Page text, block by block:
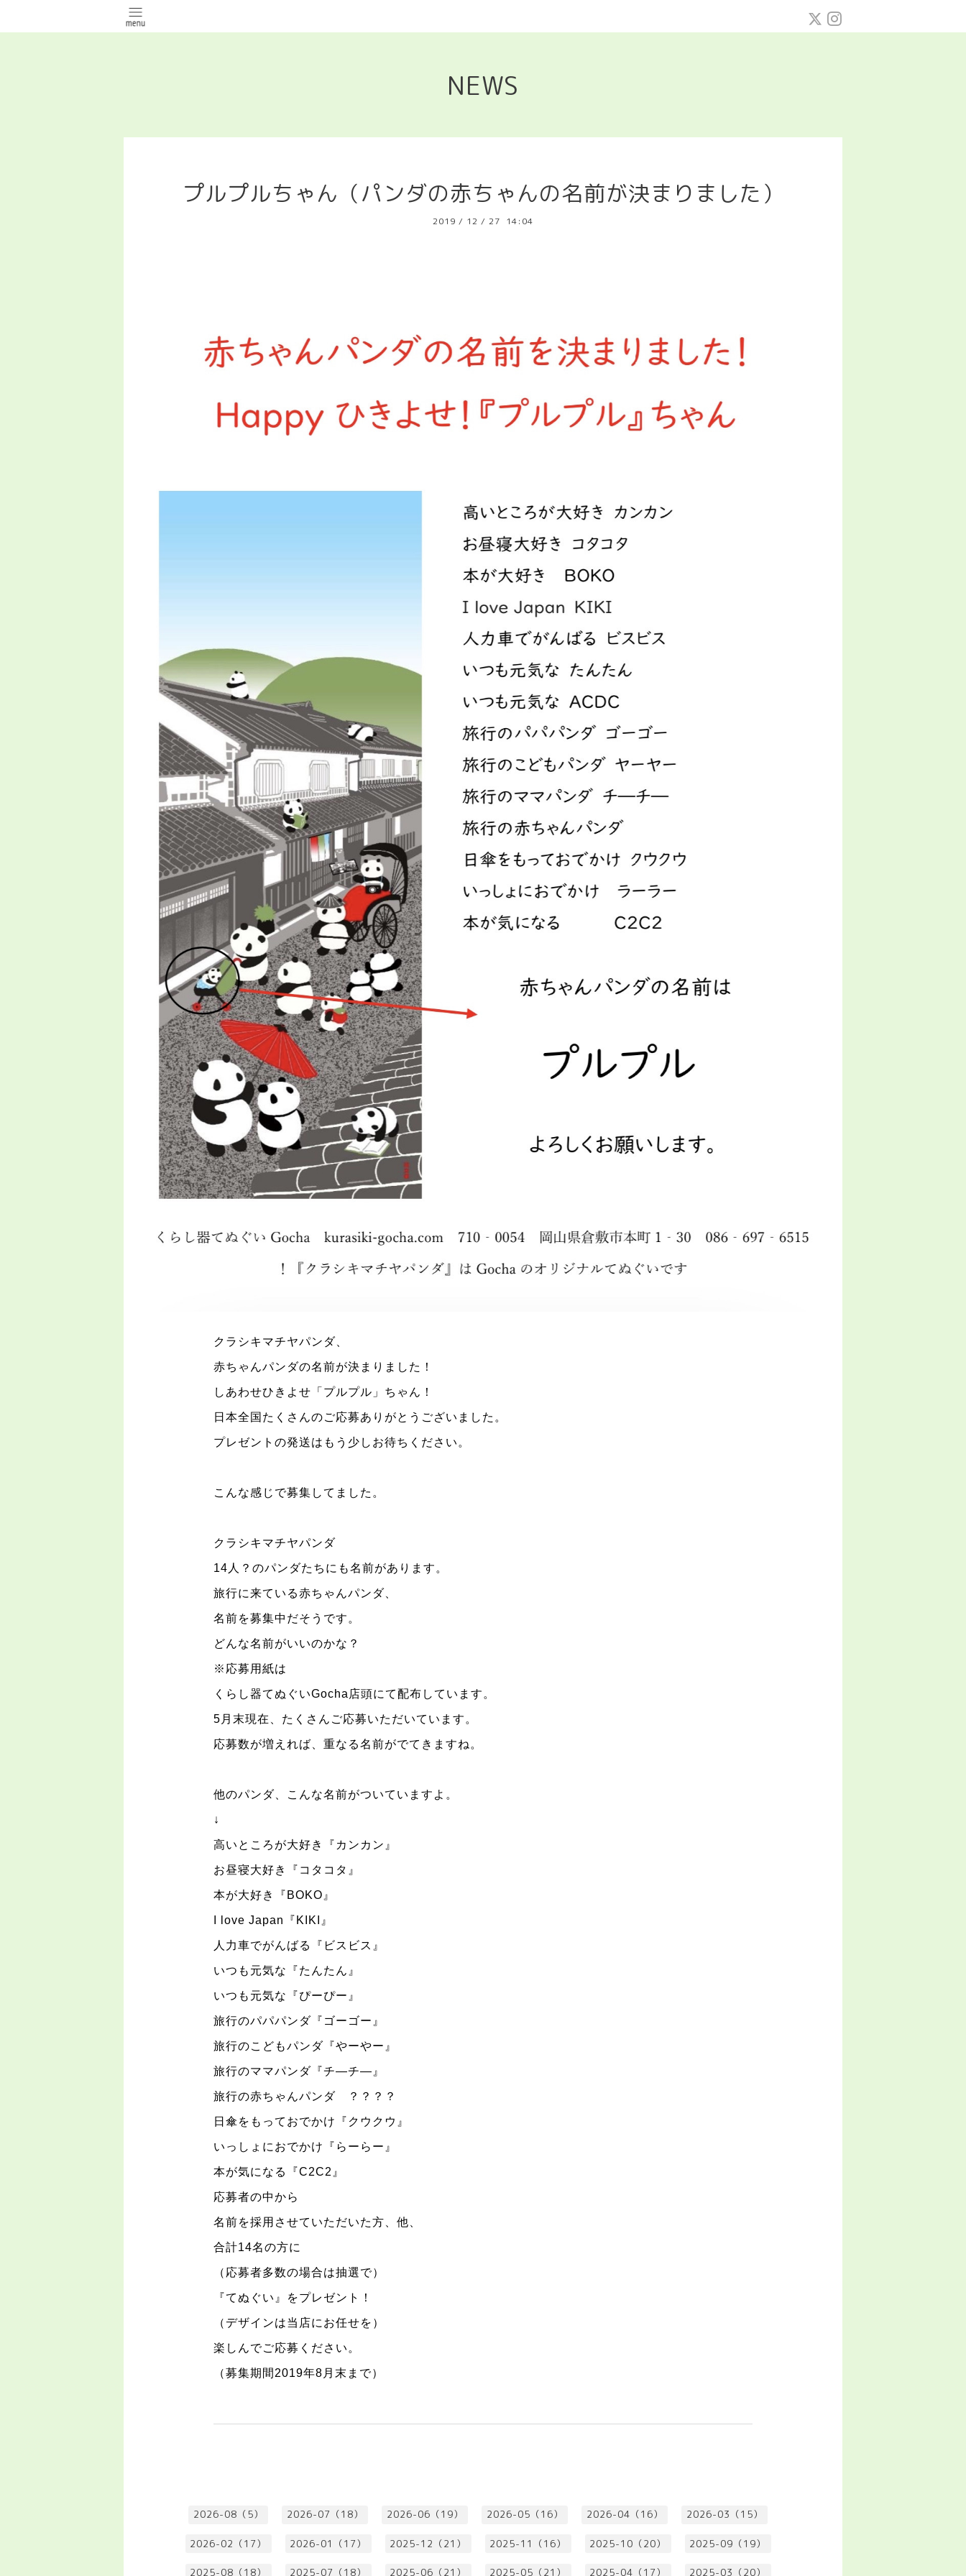
NEWS
プルプルちゃん（パンダの赤ちゃんの名前が決まりました）
2019 / 12 / 27 14:04
クラシキマチヤパンダ、
赤ちゃんパンダの名前が決まりました！
しあわせひきよせ「プルプル」ちゃん！
日本全国たくさんのご応募ありがとうございました。
プレゼントの発送はもう少しお待ちください。
こんな感じで募集してました。
クラシキマチヤパンダ
14 人？のパンダたちにも名前があります。
旅行に来ている赤ちゃんパンダ、
名前を募集中だそうです。
どんな名前がいいのかな？
※ 応募用紙は
くらし器てぬぐいGocha 店頭にて配布しています。
5 月末現在、たくさんご応募いただいています。
応募数が増えれば、重なる名前がでてきますね。
他のパンダ、こんな名前がついていますよ。
↓
高いところが大好き『カンカン』
お昼寝大好き『コタコタ』
本が大好き『 BOKO 』
I love Japan 『 KIKI 』
人力車でがんばる『ビスビス』
いつも元気な『たんたん』
いつも元気な『ぴーぴー』
旅行のパパパンダ『ゴーゴー』
旅行のこどもパンダ『やーやー』
旅行のママパンダ『チ―チ―』
旅行の赤ちゃんパンダ ？？？？
日傘をもっておでかけ『クウクウ』
いっしょにおでかけ『らーらー』
本が気になる『C2C2 』
応募者の中から
名前を採用させていただいた方、他、
合計14名の方に
（応募者多数の場合は抽選で）
『てぬぐい』をプレゼント！
（デザインは当店にお任せを）
楽しんでご応募ください。
（募集期間 2019年8 月末まで）
2026-08（5） 2026-07（18） 2026-06（19） 2026-05（16） 2026-04（16） 2026-03（15）
2026-02（17） 2026-01（17） 2025-12（21） 2025-11（16） 2025-10（20） 2025-09（19）
2025-08（18） 2025-07（18） 2025-06（21） 2025-05（21） 2025-04（17） 2025-03（20）